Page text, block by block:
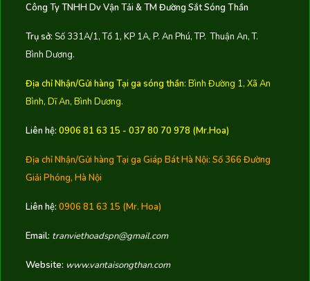
Công Ty TNHH Dv Vận Tải & TM Đường Sắt Sóng Thần
Trụ sở: Số 331A/1, Tổ 1, KP 1A, P. An Phú, TP. Thuận An, T.
Bình Dương.
Địa chỉ Nhận/Gửi hàng Tại ga sóng thần: Bình Đường 1, Xã An
Bình, Dĩ An, Bình Dương.
Liên hệ: 0906 81 63 15 - 037 80 70 978 (Mr.Hoa)
Địa chỉ Nhận/Gửi hàng Tại ga Giáp Bát Hà Nội: Số 366 Đường
Giải Phóng, Hà Nội
Liên hệ:0906 81 63 15 (Mr. Hoa)
Email: tranviethoadspn@gmail.com
Website: www.vantaisongthan.com